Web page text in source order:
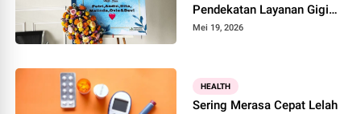
Pendekatan Layanan Gigi
Ramah Keluarga
Mei 19, 2026
HEALTH
Sering Merasa Cepat Lelah